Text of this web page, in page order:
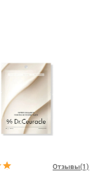
Отзывы(1)